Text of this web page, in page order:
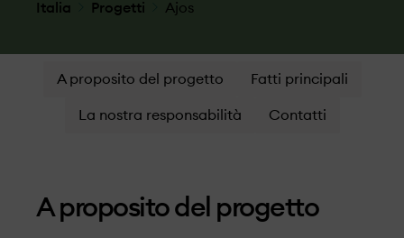
Italia Progetti Ajos
A proposito del progetto Fatti principali
La nostra responsabilità Contatti
A proposito del progetto